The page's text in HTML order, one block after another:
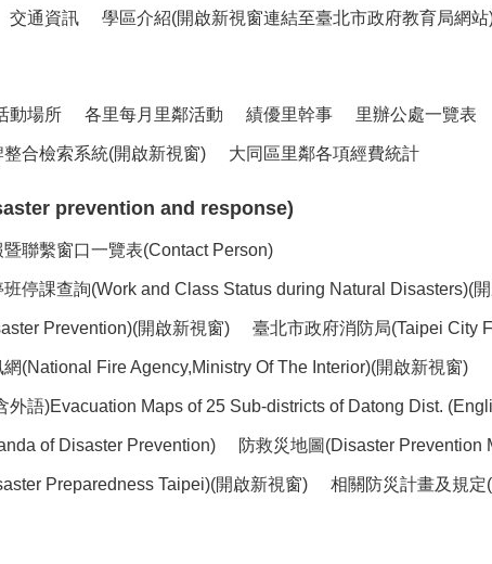
交通資訊 學區介紹(開啟新視窗連結至臺北市政府教育局網站
動場所 各里每月里鄰活動 績優里幹事 里辦公處一覽表
合檢索系統(開啟新視窗) 大同區里鄰各項經費統計
prevention and response)
聯繫窗口一覽表(Contact Person)
停課查詢(Work and Class Status during Natural Disasters)(
Prevention)(開啟新視窗) 臺北市政府消防局(Taipei City
(National Fire Agency,Ministry Of The Interior)(開啟新視窗)
外語)Evacuation Maps of 25 Sub-districts of Datong Dist.
of Disaster Prevention) 防救災地圖(Disaster Prevention
Preparedness Taipei)(開啟新視窗) 相關防災計畫及規